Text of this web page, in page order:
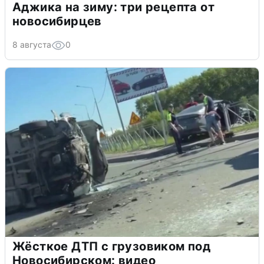
Аджика на зиму: три рецепта от
новосибирцев
8 августа 0
Жёсткое ДТП с грузовиком под
Новосибирском: видео